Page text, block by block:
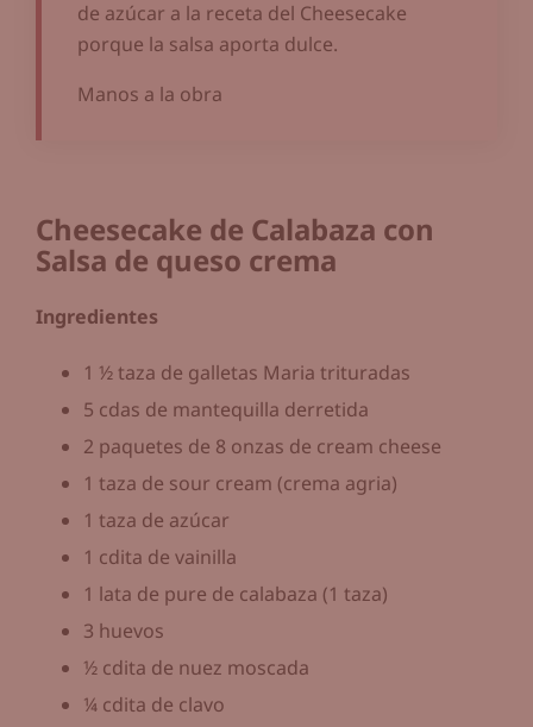
de azúcar a la receta del Cheesecake
porque la salsa aporta dulce.
Manos a la obra
Cheesecake de Calabaza con
Salsa de queso crema
Ingredientes
1 ½ taza de galletas Maria trituradas
5 cdas de mantequilla derretida
2 paquetes de 8 onzas de cream cheese
1 taza de sour cream (crema agria)
1 taza de azúcar
1 cdita de vainilla
1 lata de pure de calabaza (1 taza)
3 huevos
½ cdita de nuez moscada
¼ cdita de clavo